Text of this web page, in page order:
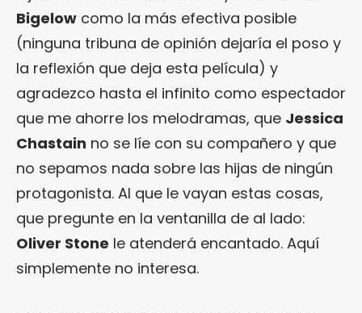
Bigelow como la más efectiva posible
(ninguna tribuna de opinión dejaría el poso y
la reflexión que deja esta película) y
agradezco hasta el infinito como espectador
que me ahorre los melodramas, que Jessica
Chastain no se líe con su compañero y que
no sepamos nada sobre las hijas de ningún
protagonista. Al que le vayan estas cosas,
que pregunte en la ventanilla de al lado:
Oliver Stone le atenderá encantado. Aquí
simplemente no interesa.